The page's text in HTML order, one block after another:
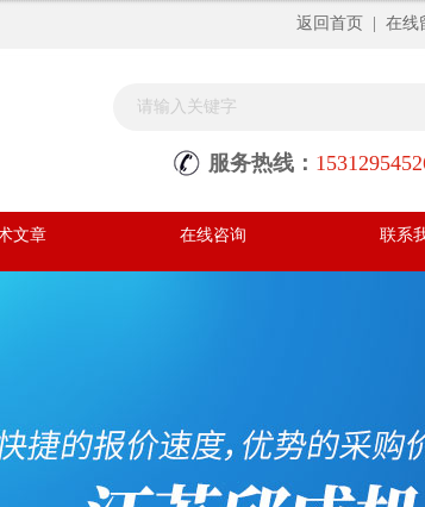
返回首页 在线
服务热线：
文章 在线咨询 联系